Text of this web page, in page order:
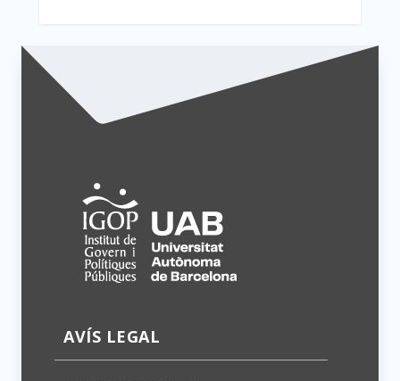
AVÍS LEGAL